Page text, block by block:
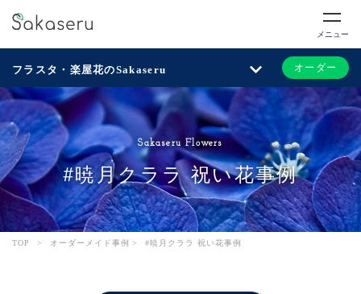
メニュー
フラスタ・楽屋花のSakaseru オーダー
Sakaseru Flowers
#暁月クララ 祝い花事例
TOP > オーダーメイド事例 > #暁月クララ 祝い花事例